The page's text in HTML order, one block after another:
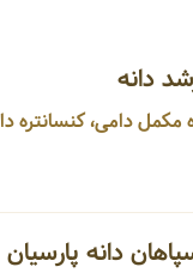
دانه
...
دانه پارسیان